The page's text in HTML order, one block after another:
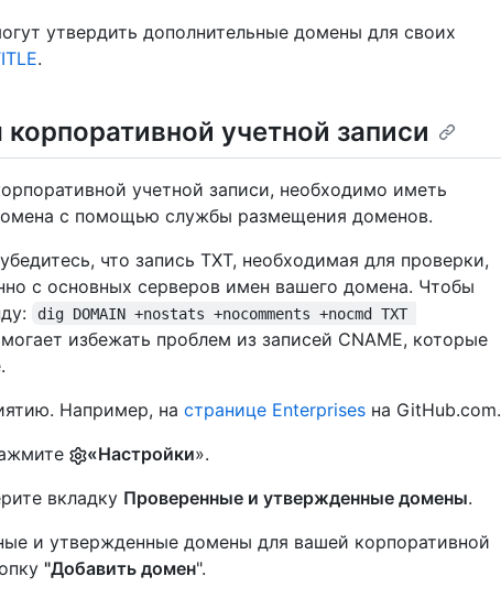
утвердить дополнительные домены для своих
.
учетной записи
учетной записи, необходимо иметь
с помощью службы размещения доменов.
что запись TXT, необходимая для проверки,
с основных серверов имен вашего домена. Чтобы
dig DOMAIN +nostats +nocomments +nocmd TXT
избежать проблем из записей CNAME, которые
Например, на странице Enterprises на GitHub.com.
«Настройки».
вкладку Проверенные и утвержденные домены.
и утвержденные домены для вашей корпоративной
"Добавить домен".